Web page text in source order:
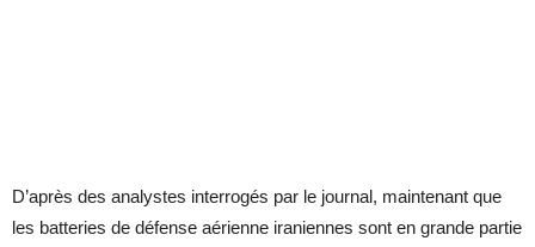
D’après des analystes interrogés par le journal, maintenant que
les batteries de défense aérienne iraniennes sont en grande partie